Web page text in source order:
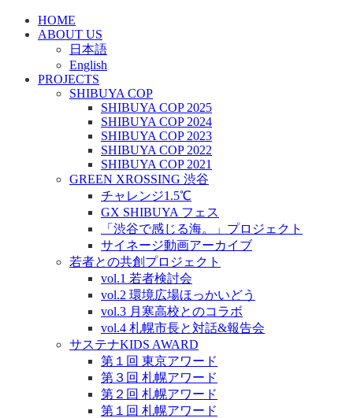
HOME
ABOUT US
日本語
English
PROJECTS
SHIBUYA COP
SHIBUYA COP 2025
SHIBUYA COP 2024
SHIBUYA COP 2023
SHIBUYA COP 2022
SHIBUYA COP 2021
GREEN XROSSING 渋谷
チャレンジ1.5℃
GX SHIBUYA フェス
「渋谷で感じる海。」プロジェクト
サイネージ動画アーカイブ
若者との共創プロジェクト
vol.1 若者検討会
vol.2 環境広場ほっかいどう
vol.3 月寒高校とのコラボ
vol.4 札幌市長と対話&報告会
サステナKIDS AWARD
第１回 東京アワード
第３回 札幌アワード
第２回 札幌アワード
第１回 札幌アワード